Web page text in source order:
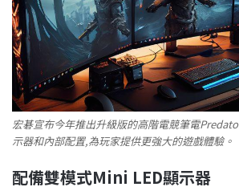
宏碁宣布今年推出升級版的高階電競筆電
示器和內部配置,為玩家提供更強大的遊戲體驗。
配備雙模式Mini LED顯示器